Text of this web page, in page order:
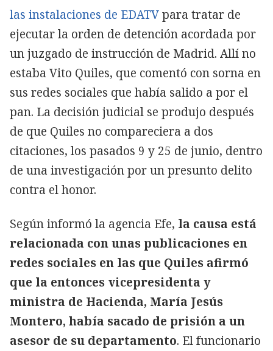
las instalaciones de EDATVpara tratar de
ejecutar la orden de detención acordada por
un juzgado de instrucción de Madrid. Allí no
estaba Vito Quiles, que comentó con sorna en
sus redes sociales que había salido a por el
pan. La decisión judicial se produjo después
de que Quiles no compareciera a dos
citaciones, los pasados 9 y 25 de junio, dentro
de una investigación por un presunto delito
contra el honor.
Según informó la agencia Efe, la causa está
relacionada con unas publicaciones en
redes sociales en las que Quiles afirmó
que la entonces vicepresidenta y
ministra de Hacienda, María Jesús
Montero, había sacado de prisión a un
asesor de su departamento. El funcionario